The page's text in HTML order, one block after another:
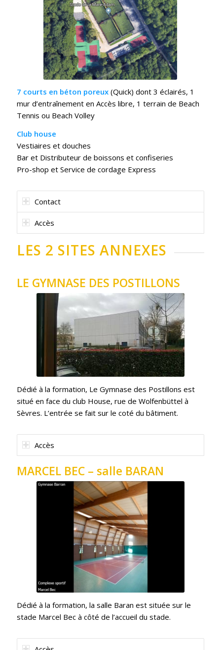
7 courts en béton poreux(Quick) dont 3 éclairés, 1
mur d’entraînement en Accès libre, 1 terrain de Beach
Tennis ou Beach Volley
Club house
Vestiaires et douches
Bar et Distributeur de boissons et confiseries
Pro-shop et Service de cordage Express
Contact
Accès
LES 2 SITES ANNEXES
LE GYMNASE DES POSTILLONS
Dédié à la formation, Le Gymnase des Postillons est
situé en face du club House, rue de Wolfenbüttel à
Sèvres. L’entrée se fait sur le coté du bâtiment.
Accès
MARCEL BEC – salle BARAN
Dédié à la formation, la salle Baran est située sur le
stade Marcel Bec à côté de l’accueil du stade.